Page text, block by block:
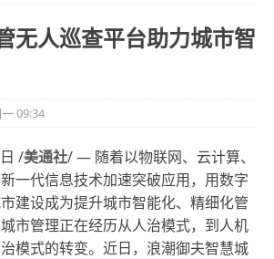
无人巡查平台助力城市智
09:34
/美通社/ — 随着以物联网、云计算、
一代信息技术加速突破应用， 用数字
建设成为提升城市智能化、精细化管
市管理正在经历从人治模式，到人机
模式的转变。 近日， 浪潮御夫智慧城